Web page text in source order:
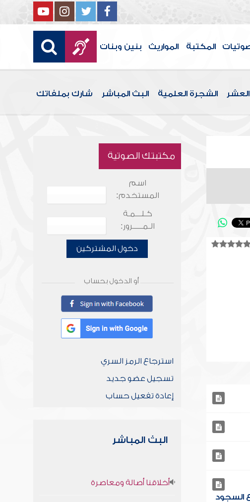
المكتبة المواريث بنين وبنات
العشر الشجرة العلمية البث المباشر شارك بملفاتك
مكتبتك الصوتية
اسم
المستخدم:
كـلـــمـة
الـمـــــرور:
دخول المشتركين
أو الدخول بحساب
استرجاع الرمز السري
تسجيل عضو جديد
إعادة تفعيل حساب
البث المباشر
أخلاقنا أصالة ومعاصرة